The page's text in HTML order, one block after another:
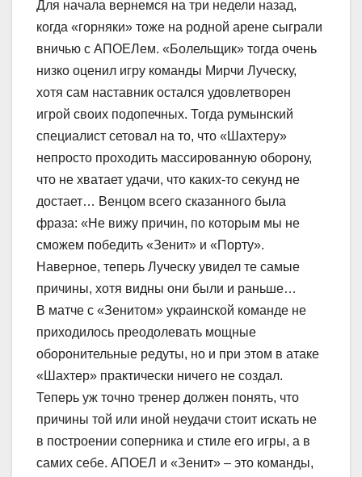
Для начала вернемся на три недели назад,
когда «горняки» тоже на родной арене сыграли
вничью с АПОЕЛем. «Болельщик» тогда очень
низко оценил игру команды Мирчи Луческу,
хотя сам наставник остался удовлетворен
игрой своих подопечных. Тогда румынский
специалист сетовал на то, что «Шахтеру»
непросто проходить массированную оборону,
что не хватает удачи, что каких-то секунд не
достает… Венцом всего сказанного была
фраза: «Не вижу причин, по которым мы не
сможем победить «Зенит» и «Порту».
Наверное, теперь Луческу увидел те самые
причины, хотя видны они были и раньше…
В матче с «Зенитом» украинской команде не
приходилось преодолевать мощные
оборонительные редуты, но и при этом в атаке
«Шахтер» практически ничего не создал.
Теперь уж точно тренер должен понять, что
причины той или иной неудачи стоит искать не
в построении соперника и стиле его игры, а в
самих себе. АПОЕЛ и «Зенит» – это команды,